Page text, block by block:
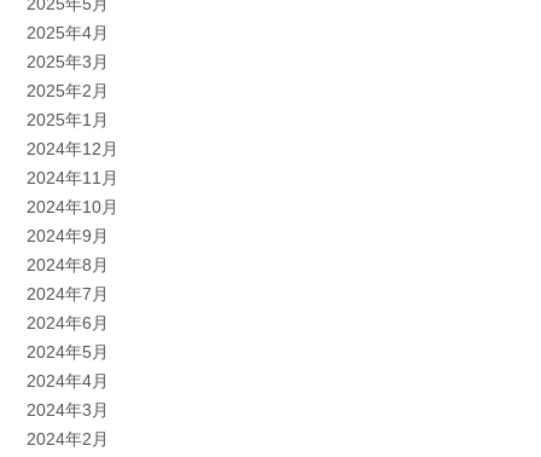
2025年5月
2025年4月
2025年3月
2025年2月
2025年1月
2024年12月
2024年11月
2024年10月
2024年9月
2024年8月
2024年7月
2024年6月
2024年5月
2024年4月
2024年3月
2024年2月